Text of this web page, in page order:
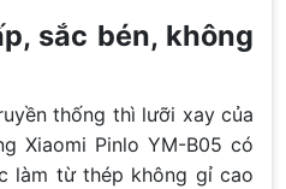
sắc bén, không
thống thì lưỡi xay của
Xiaomi Pinlo YM-B05 có
làm từ thép không gỉ cao